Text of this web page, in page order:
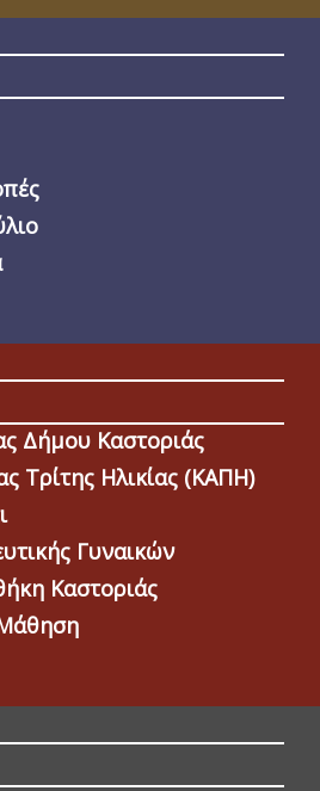
Δήμου Καστοριάς
Τρίτης Ηλικίας (ΚΑΠΗ)
Γυναικών
Καστοριάς